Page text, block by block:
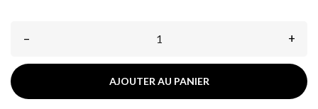
– +
AJOUTER AU PANIER